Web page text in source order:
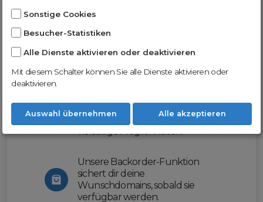
DomainCatcher-
Community!
Nutze unsere Erfahrung und profitiere
erleichtern wir dir den
Domainhandel und bieten dir
vielseitige Möglichkeiten.
Unsere Backorder-Funktion
sichert dir deine
Wunschdomains, sobald sie
verfügbar werden.
Sonstige Cookies
Besucher-Statistiken
Alle Dienste aktivieren oder deaktivieren
Mit diesem Schalter können Sie alle Dienste aktivieren oder
deaktivieren.
Auswahl übernehmen Alle akzeptieren